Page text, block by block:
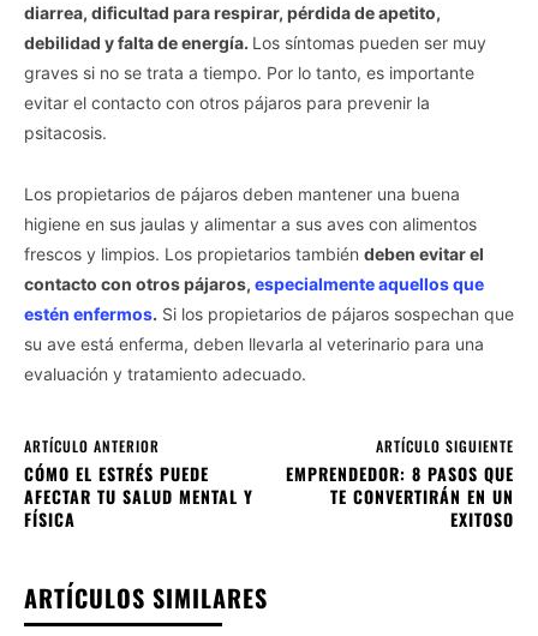
diarrea, dificultad para respirar, pérdida de apetito,
debilidad y falta de energía. Los síntomas pueden ser muy
graves si no se trata a tiempo. Por lo tanto, es importante
evitar el contacto con otros pájaros para prevenir la
psitacosis.
Los propietarios de pájaros deben mantener una buena
higiene en sus jaulas y alimentar a sus aves con alimentos
frescos y limpios. Los propietarios también deben evitar el
contacto con otros pájaros, especialmente aquellos que
estén enfermos. Si los propietarios de pájaros sospechan que
su ave está enferma, deben llevarla al veterinario para una
evaluación y tratamiento adecuado.
ARTÍCULO ANTERIOR
CÓMO EL ESTRÉS PUEDE
AFECTAR TU SALUD MENTAL Y
FÍSICA
ARTÍCULO SIGUIENTE
EMPRENDEDOR: 8 PASOS QUE
TE CONVERTIRÁN EN UN
EXITOSO
ARTÍCULOS SIMILARES